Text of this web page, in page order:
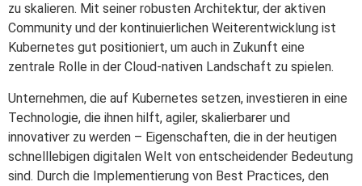
zu skalieren. Mit seiner robusten Architektur, der aktiven
Community und der kontinuierlichen Weiterentwicklung ist
Kubernetes gut positioniert, um auch in Zukunft eine
zentrale Rolle in der Cloud-nativen Landschaft zu spielen.
Unternehmen, die auf Kubernetes setzen, investieren in eine
Technologie, die ihnen hilft, agiler, skalierbarer und
innovativer zu werden – Eigenschaften, die in der heutigen
schnelllebigen digitalen Welt von entscheidender Bedeutung
sind. Durch die Implementierung von Best Practices, den